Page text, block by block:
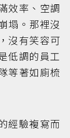
效率、空調
塌。那裡沒
沒有笑容可
低調的員工
等著如廁梳
經驗複寫而